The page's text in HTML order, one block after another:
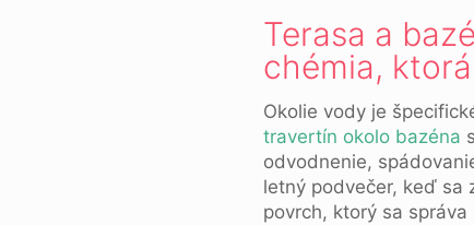
Terasa a
chémia,
Okolie vody je
travertín okolo bazéna
odvodnenie,
letný podvečer, keď sa
povrch, ktorý sa